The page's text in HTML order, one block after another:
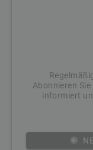
Abonnieren
informiert